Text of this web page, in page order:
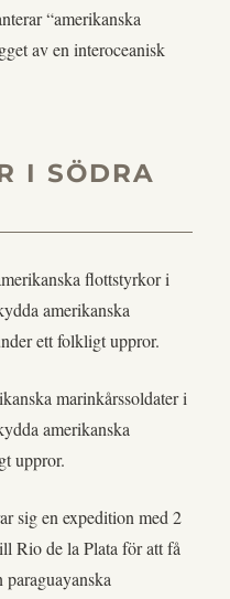
“amerikanska
av en interoceanisk
I SÖDRA
flottstyrkor i
amerikanska
ett folkligt uppror.
marinkårssoldater i
amerikanska
uppror.
sig en expedition med 2
Rio de la Plata för att få
paraguayanska